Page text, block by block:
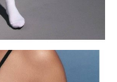
100-106/XL, czarny
100-106/XL, czarny